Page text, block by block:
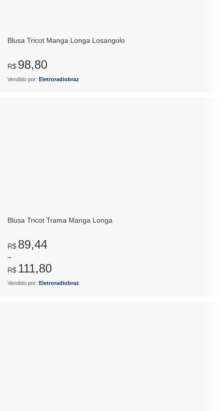
Blusa Tricot Manga Longa Losangolo
R$ 98,80
Vendido por: Eletroradiobraz
Blusa Tricot Trama Manga Longa
R$ 89,44
–
R$ 111,80
Vendido por: Eletroradiobraz